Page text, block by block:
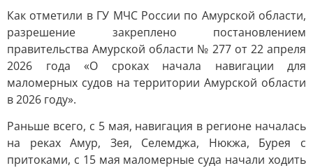
Как отметили в ГУ МЧС России по Амурской области,
разрешение закреплено постановлением
правительства Амурской области № 277 от 22 апреля
2026 года «О сроках начала навигации для
маломерных судов на территории Амурской области
в 2026 году».
Раньше всего, с 5 мая, навигация в регионе началась
на реках Амур, Зея, Селемджа, Нюкжа, Бурея с
притоками, с 15 мая маломерные суда начали ходить